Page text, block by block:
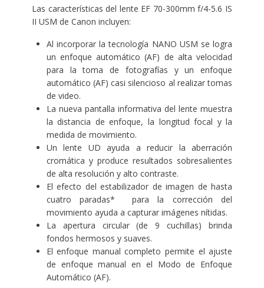
Las características del lente EF 70-300mm f/4-5.6 IS
II USM de Canon incluyen:
Al incorporar la tecnología NANO USM se logra
un enfoque automático (AF) de alta velocidad
para la toma de fotografías y un enfoque
automático (AF) casi silencioso al realizar tomas
de video.
La nueva pantalla informativa del lente muestra
la distancia de enfoque, la longitud focal y la
medida de movimiento.
Un lente UD ayuda a reducir la aberración
cromática y produce resultados sobresalientes
de alta resolución y alto contraste.
El efecto del estabilizador de imagen de hasta
cuatro paradas* para la corrección del
movimiento ayuda a capturar imágenes nítidas.
La apertura circular (de 9 cuchillas) brinda
fondos hermosos y suaves.
El enfoque manual completo permite el ajuste
de enfoque manual en el Modo de Enfoque
Automático (AF).